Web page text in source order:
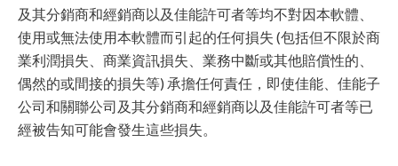
及其分銷商和經銷商以及佳能許可者等均不對因本軟體、
使用或無法使用本軟體而引起的任何損失 (包括但不限於商
業利潤損失、商業資訊損失、業務中斷或其他賠償性的、
偶然的或間接的損失等) 承擔任何責任，即使佳能、佳能子
公司和關聯公司及其分銷商和經銷商以及佳能許可者等已
經被告知可能會發生這些損失。